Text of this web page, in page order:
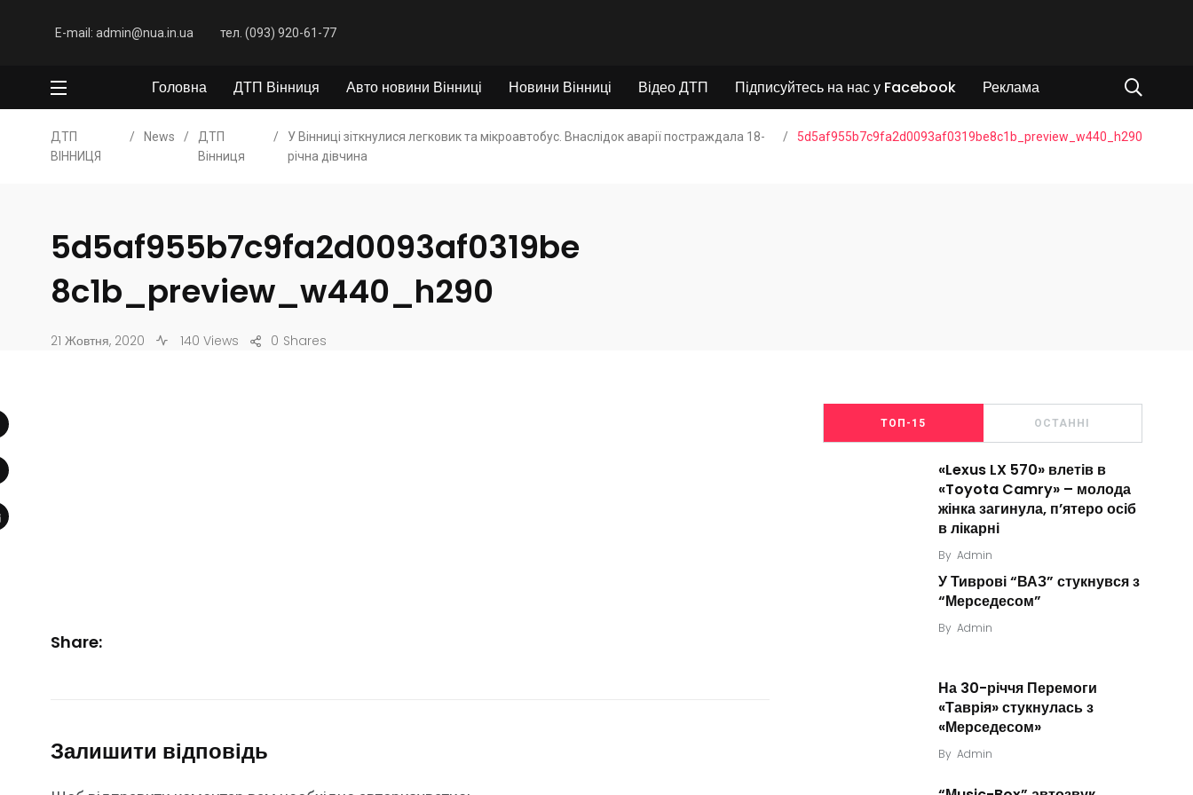
E-mail: admin@nua.in.ua тел. (093) 920-61-77
Головна ДТП Вінниця Авто новини Вінниці Новини Вінниці Відео ДТП Підписуйтесь на нас у Facebook Реклама
ДТП
ВІННИЦЯ
/ News /
ДТП
Вінниця
/
У Вінниці зіткнулися легковик та мікроавтобус. Внаслідок аварії постраждала 18-
річна дівчина
/ 5d5af955b7c9fa2d0093af0319be8c1b_preview_w440_h290
5d5af955b7c9fa2d0093af0319be
8c1b_preview_w440_h290
21 Жовтня, 2020 140 Views Shares
0
Share:
Залишити відповідь
ТОП-15 ОСТАННІ
«Lexus LX 570» влетів в
«Toyota Camry» – молода
жінка загинула, п’ятеро осіб
в лікарні
By Admin
У Тиврові “ВАЗ” стукнувся з
“Мерседесом”
By Admin
На 30-річчя Перемоги
«Таврія» стукнулась з
«Мерседесом»
By Admin